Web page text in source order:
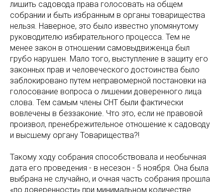
лишить садовода права голосовать на общем
собрании и быть избранным в органы товарищества
нельзя. Наверное, это было известно упомянутому
руководителю избирательного процесса. Тем не
менее закон в отношении самовыдвиженца был
грубо нарушен. Мало того, выступление в защиту его
законных прав и человеческого достоинства было
заблокировано путем неправомерной постановки на
голосование вопроса о лишении доверенного лица
слова. Тем самым члены СНТ были фактически
вовлечены в беззаконие. Что это, если не правовой
произвол, пренебрежительное отношение к садоводу
и высшему органу Товарищества?!
Такому ходу собрания способствовала и необычная
дата его проведения - в несезон - 5 ноября. Она была
выбрана не случайно, и очная часть собрания прошла
«по доверенности» при минимальном количестве